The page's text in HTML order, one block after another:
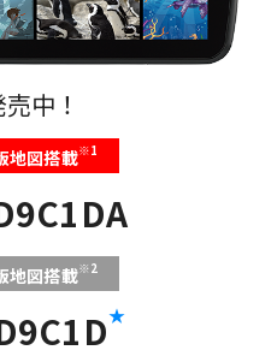
中！
地図搭載※1
地図搭載※2
★